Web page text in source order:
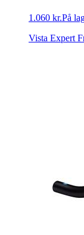
1.060 kr.På
Vista Expert